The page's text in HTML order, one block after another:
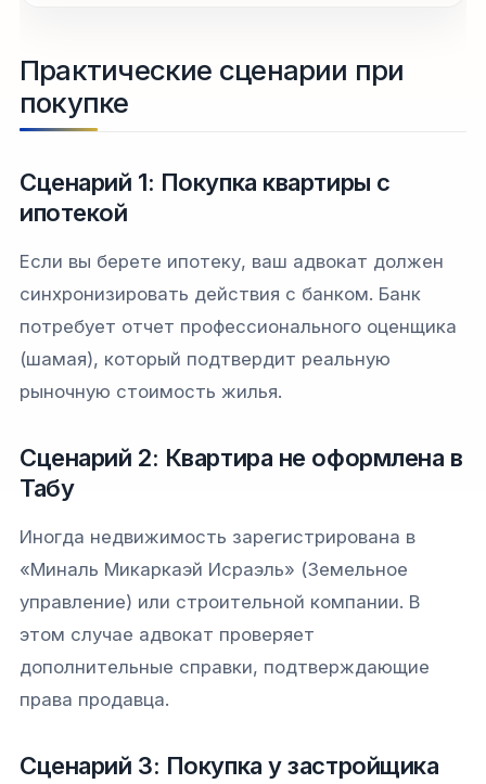
Практические сценарии при
покупке
Сценарий 1: Покупка квартиры с
ипотекой
Если вы берете ипотеку, ваш адвокат должен
синхронизировать действия с банком. Банк
потребует отчет профессионального оценщика
(шамая), который подтвердит реальную
рыночную стоимость жилья.
Сценарий 2: Квартира не оформлена в
Табу
Иногда недвижимость зарегистрирована в
«Миналь Микаркаэй Исраэль» (Земельное
управление) или строительной компании. В
этом случае адвокат проверяет
дополнительные справки, подтверждающие
права продавца.
Сценарий 3: Покупка у застройщика